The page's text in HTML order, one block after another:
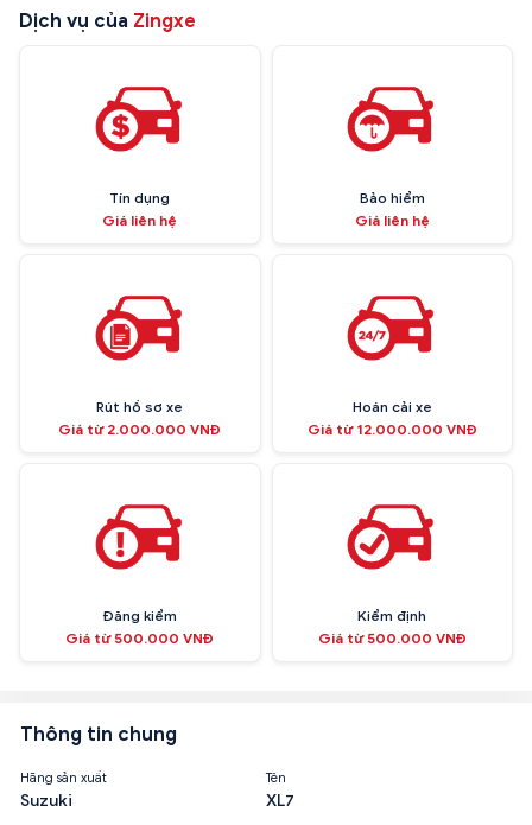
Dịch vụ của Zingxe
Tín dụng
Giá liên hệ
Bảo hiểm
Giá liên hệ
Rút hồ sơ xe
Giá từ 2.000.000 VNĐ
Hoán cải xe
Giá từ 12.000.000 VNĐ
Đăng kiểm
Giá từ 500.000 VNĐ
Kiểm định
Giá từ 500.000 VNĐ
Thông tin chung
Hãng sản xuất
Suzuki
Tên
XL7